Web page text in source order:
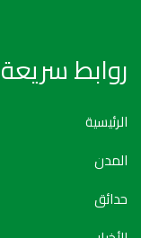
روابط سريعة
الرئيسية
المدن
حدائق